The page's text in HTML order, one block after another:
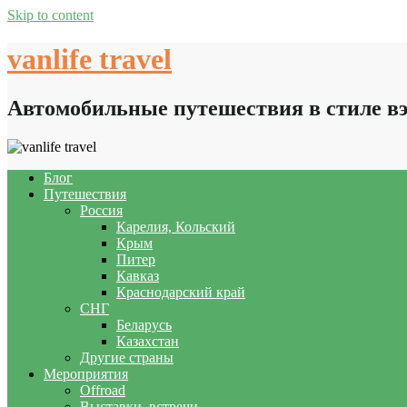
Skip to content
vanlife travel
Автомобильные путешествия в стиле
Блог
Путешествия
Россия
Карелия, Кольский
Крым
Питер
Кавказ
Краснодарский край
СНГ
Беларусь
Казахстан
Другие страны
Мероприятия
Offroad